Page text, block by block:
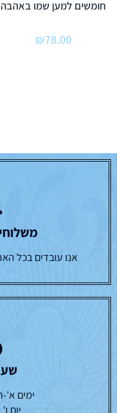
חומשים למען שמו באהבה
₪78.00
אנו עובדים בכל
ימים א'-ה' : 14:00
יום ו' : 9:00 -